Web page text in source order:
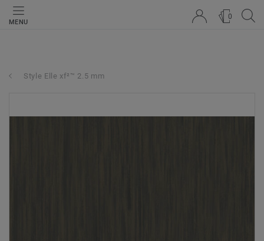
MENU
0
Style Elle xf²™ 2.5 mm